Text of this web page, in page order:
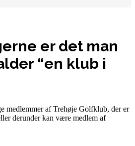
er det man
“en klub i
medlemmer af Trehøje Golfklub, der er
derunder kan være medlem af